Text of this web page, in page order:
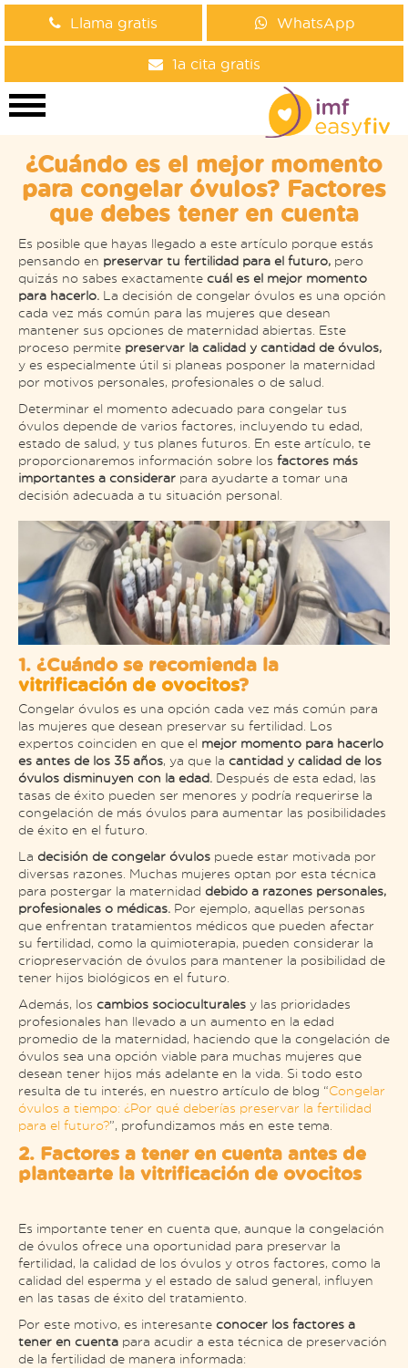
Llama gratis WhatsApp
1a cita gratis
¿Cuándo es el mejor momento
para congelar óvulos? Factores
que debes tener en cuenta
Es posible que hayas llegado a este artículo porque estás
pensando en preservar tu fertilidad para el futuro, pero
quizás no sabes exactamente cuál es el mejor momento
para hacerlo. La decisión de congelar óvulos es una opción
cada vez más común para las mujeres que desean
mantener sus opciones de maternidad abiertas. Este
proceso permite preservar la calidad y cantidad de óvulos,
y es especialmente útil si planeas posponer la maternidad
por motivos personales, profesionales o de salud.
Determinar el momento adecuado para congelar tus
óvulos depende de varios factores, incluyendo tu edad,
estado de salud, y tus planes futuros. En este artículo, te
proporcionaremos información sobre los factores más
importantes a considerar para ayudarte a tomar una
decisión adecuada a tu situación personal.
1. ¿Cuándo se recomienda la
vitrificación de ovocitos?
Congelar óvulos es una opción cada vez más común para
las mujeres que desean preservar su fertilidad. Los
expertos coinciden en que el mejor momento para hacerlo
es antes de los 35 años, ya que la cantidad y calidad de los
óvulos disminuyen con la edad. Después de esta edad, las
tasas de éxito pueden ser menores y podría requerirse la
congelación de más óvulos para aumentar las posibilidades
de éxito en el futuro.
La decisión de congelar óvulos puede estar motivada por
diversas razones. Muchas mujeres optan por esta técnica
para postergar la maternidad debido a razones personales,
profesionales o médicas. Por ejemplo, aquellas personas
que enfrentan tratamientos médicos que pueden afectar
su fertilidad, como la quimioterapia, pueden considerar la
criopreservación de óvulos para mantener la posibilidad de
tener hijos biológicos en el futuro.
Además, los cambios socioculturales y las prioridades
profesionales han llevado a un aumento en la edad
promedio de la maternidad, haciendo que la congelación de
óvulos sea una opción viable para muchas mujeres que
desean tener hijos más adelante en la vida​. Si todo esto
resulta de tu interés, en nuestro artículo de blog “Congelar
óvulos a tiempo: ¿Por qué deberías preservar la fertilidad
para el futuro?”, profundizamos más en este tema.
2. Factores a tener en cuenta antes de
plantearte la vitrificación de ovocitos
Es importante tener en cuenta que, aunque la congelación
de óvulos ofrece una oportunidad para preservar la
fertilidad, la calidad de los óvulos y otros factores, como la
calidad del esperma y el estado de salud general, influyen
en las tasas de éxito del tratamiento.
Por este motivo, es interesante conocer los factores a
tener en cuenta para acudir a esta técnica de preservación
de la fertilidad de manera informada: